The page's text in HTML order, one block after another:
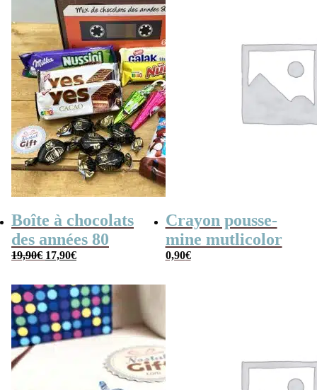
Boîte à chocolats
des années 80
19,90€ Le
prix
19,90€.
17,90€Le
prix
17,90€.
Crayon pousse-
mine mutlicolor
0,90€